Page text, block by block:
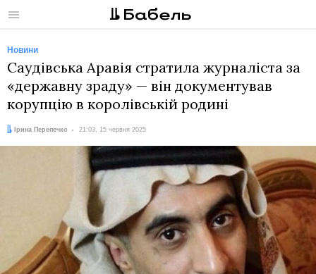
Меню
Новини
Саудівська Аравія стратила журналіста за
«державну зраду» — він документував
корупцію в королівській родині
Автор:
Ірина Перепечко
Дата: 21:03, 15 червня 2025